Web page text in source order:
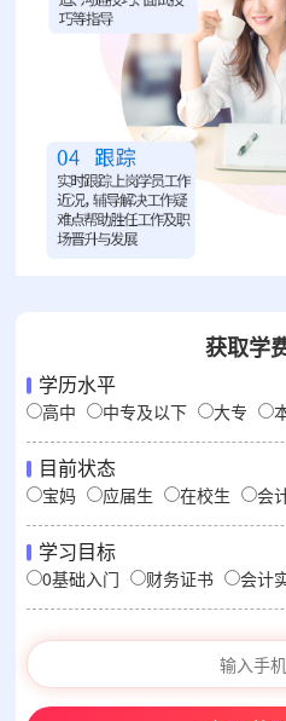
获取学
学历水平
高中 中专及以下 大专
目前状态
宝妈 应届生 在校生 会
学习目标
0基础入门 财务证书 会计